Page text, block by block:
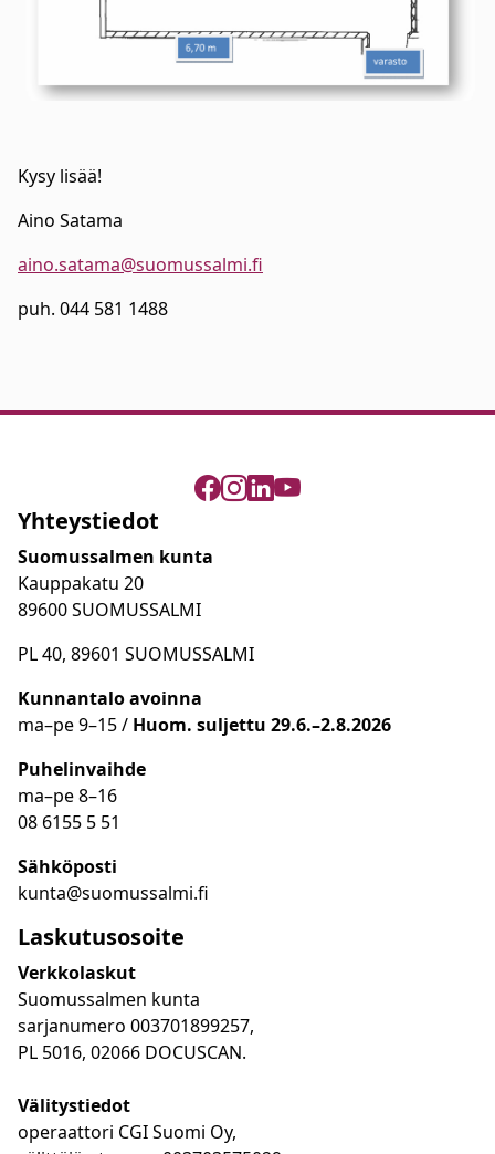
Kysy lisää!
Aino Satama
aino.satama@suomussalmi.fi
puh. 044 581 1488
Yhteystiedot
Suomussalmen kunta
Kauppakatu 20
89600 SUOMUSSALMI
PL 40, 89601 SUOMUSSALMI
Kunnantalo avoinna
ma–pe 9–15 / Huom. suljettu 29.6.–2.8.2026
Puhelinvaihde
ma–pe 8–16
08 6155 5 51
Sähköposti
kunta@suomussalmi.fi
Laskutusosoite
Verkkolaskut
Suomussalmen kunta
sarjanumero 003701899257,
PL 5016, 02066 DOCUSCAN.
Välitystiedot
operaattori CGI Suomi Oy,